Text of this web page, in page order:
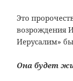
Это
возрождения
Иерусалим»
Она будет